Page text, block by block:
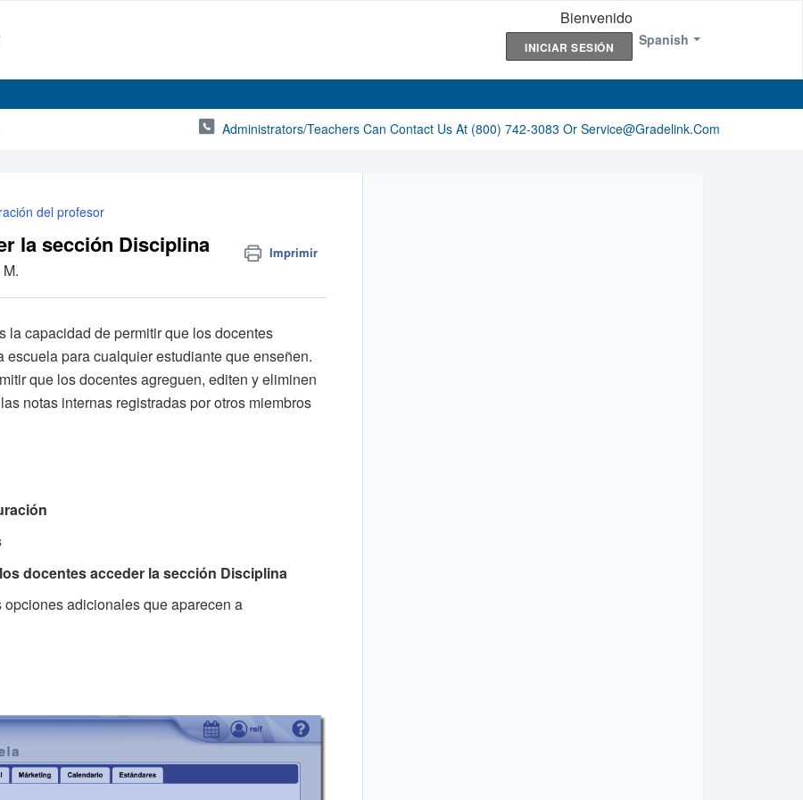
Spanish
Bienvenido
INICIAR SESIÓN
Administrators/Teachers Can Contact Us At (800) 742-3083 Or Service@gradelink.com
del profesor
la sección Disciplina Imprimir
la capacidad de permitir que los docentes
para cualquier estudiante que enseñen.
que los docentes agreguen, editen y eliminen
notas internas registradas por otros miembros
docentes acceder la sección Disciplina
adicionales que aparecen a